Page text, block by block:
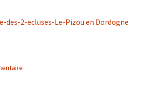
des-2-ecluses-Le-Pizou en Dordogne